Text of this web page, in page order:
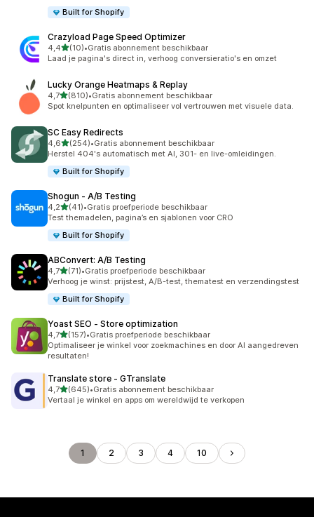
Built for Shopify
Crazyload Page Speed Optimizer
4,4van 5 sterren
(10)
10 recensies in totaal
•Gratis abonnement beschikbaar
Laad je pagina's direct in, verhoog conversieratio's en omzet
Lucky Orange Heatmaps & Replay
4,7van 5 sterren
(810)
810 recensies in totaal
•Gratis abonnement beschikbaar
Spot knelpunten en optimaliseer vol vertrouwen met visuele data.
SC Easy Redirects
4,6van 5 sterren
(254)
254 recensies in totaal
•Gratis abonnement beschikbaar
Herstel 404's automatisch met AI, 301- en live-omleidingen.
Built for Shopify
Shogun ‑ A/B Testing
4,2van 5 sterren
(41)
41 recensies in totaal
•Gratis proefperiode beschikbaar
Test themadelen, pagina’s en sjablonen voor CRO
Built for Shopify
ABConvert: A/B Testing
4,7van 5 sterren
(71)
71 recensies in totaal
•Gratis proefperiode beschikbaar
Verhoog je winst: prijstest, A/B-test, thematest en verzendingstest
Built for Shopify
Yoast SEO ‑ Store optimization
4,7van 5 sterren
(157)
157 recensies in totaal
•Gratis proefperiode beschikbaar
Optimaliseer je winkel voor zoekmachines en door AI aangedreven
resultaten!
Translate store ‑ GTranslate
4,7van 5 sterren
(645)
645 recensies in totaal
•Gratis abonnement beschikbaar
Vertaal je winkel en apps om wereldwijd te verkopen
1 2 3 4 10